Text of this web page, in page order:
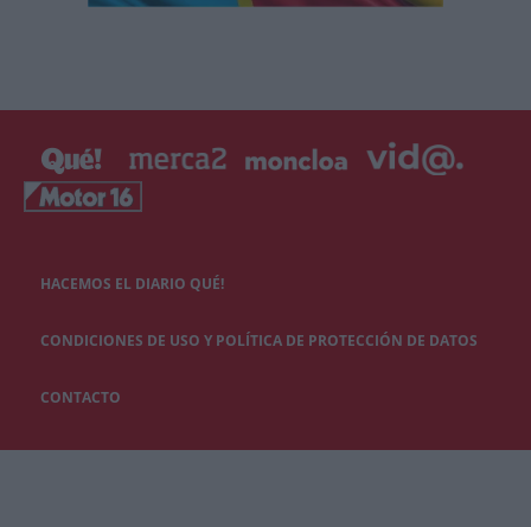
HACEMOS EL DIARIO QUÉ!
CONDICIONES DE USO Y POLÍTICA DE PROTECCIÓN DE DATOS
CONTACTO